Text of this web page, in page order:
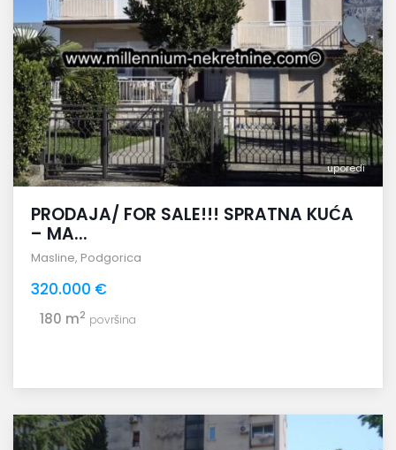
uporedi
PRODAJA/ FOR SALE!!! SPRATNA KUĆA
– MA...
Masline, Podgorica
320.000 €
180 m2 površina